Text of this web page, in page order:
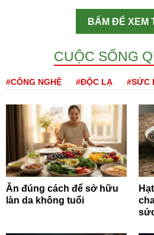
BẤM ĐỂ XEM
CUỘC SỐNG
#CÔNG NGHỆ #ĐỘC LẠ #SỨC
Ăn đúng cách để sở hữu
làn da không tuổi